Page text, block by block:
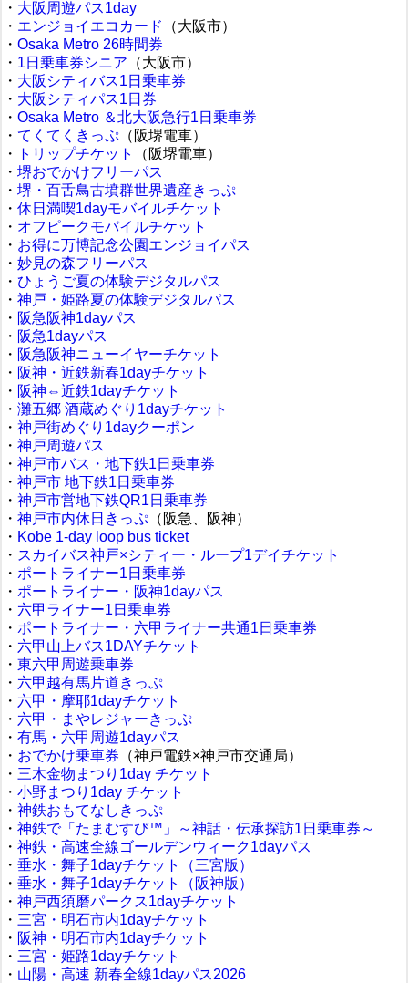
・ 大阪周遊パス1day
・ エンジョイエコカード
（大阪市）
・ Osaka Metro 26時間券
・ 1日乗車券シニア （大阪市）
・ 大阪シティバス1日乗車券
・ 大阪シティパス1日券
・ Osaka Metro ＆北大阪急行1日乗車券
・ てくてくきっぷ （阪堺電車）
・
トリップチケット
（阪堺電車）
・ 堺おでかけフリーパス
・ 堺・百舌鳥古墳群世界遺産きっぷ
・ 休日満喫1dayモバイルチケット
・ オフピークモバイルチケット
・ お得に万博記念公園エンジョイパス
・ 妙見の森フリーパス
・ ひょうご夏の体験デジタルパス
・ 神戸・姫路夏の体験デジタルパス
・ 阪急阪神1dayパス
・ 阪急1dayパス
・ 阪急阪神ニューイヤーチケット
・ 阪神・近鉄新春1dayチケット
・ 阪神⇔近鉄1dayチケット
・ 灘五郷 酒蔵めぐり1dayチケット
・ 神戸街めぐり1dayクーポン
・ 神戸周遊パス
・ 神戸市バス・地下鉄1日乗車券
・ 神戸市 地下鉄1日乗車券
・ 神戸市営地下鉄QR1日乗車券
・ 神戸市内休日きっぷ （阪急、阪神）
・ Kobe 1-day loop bus ticket
・ スカイバス神戸×シティー・ループ1デイチケット
・ ポートライナー1日乗車券
・ ポートライナー・阪神1dayパス
・ 六甲ライナー1日乗車券
・ ポートライナー・六甲ライナー共通1日乗車券
・ 六甲山上バス1DAYチケット
・ 東六甲周遊乗車券
・ 六甲越有馬片道きっぷ
・ 六甲・摩耶1dayチケット
・ 六甲・まやレジャーきっぷ
・ 有馬・六甲周遊1dayパス
・ おでかけ乗車券 （神戸電鉄×神戸市交通局）
・ 三木金物まつり1day チケット
・ 小野まつり1day チケット
・ 神鉄おもてなしきっぷ
・ 神鉄で「たまむすび™」～神話・伝承探訪1日乗車券～
・ 神鉄・高速全線ゴールデンウィーク1dayパス
・ 垂水・舞子1dayチケット（三宮版）
・ 垂水・舞子1dayチケット（阪神版）
・ 神戸西須磨パークス1dayチケット
・ 三宮・明石市内1dayチケット
・ 阪神・明石市内1dayチケット
・ 三宮・姫路1dayチケット
・ 山陽・高速 新春全線1dayパス2026